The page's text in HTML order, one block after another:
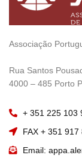
Associação
Rua Santos
4000 – 485 Porto
+ 351 225 103
FAX + 351 917
Email: